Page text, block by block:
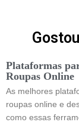
Plataformas
Roupas Online
As melhores
roupas online e
como essas